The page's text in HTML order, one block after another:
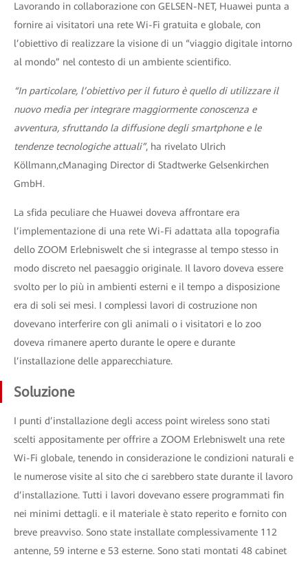
Lavorando in collaborazione con GELSEN-NET, Huawei punta a
fornire ai visitatori una rete Wi-Fi gratuita e globale, con
l’obiettivo di realizzare la visione di un “viaggio digitale intorno
al mondo” nel contesto di un ambiente scientifico.
“In particolare, l’obiettivo per il futuro è quello di utilizzare il
nuovo media per integrare maggiormente conoscenza e
avventura, sfruttando la diffusione degli smartphone e le
tendenze tecnologiche attuali”, ha rivelato Ulrich
Köllmann,cManaging Director di Stadtwerke Gelsenkirchen
GmbH.
La sfida peculiare che Huawei doveva affrontare era
l’implementazione di una rete Wi-Fi adattata alla topografia
dello ZOOM Erlebniswelt che si integrasse al tempo stesso in
modo discreto nel paesaggio originale. Il lavoro doveva essere
svolto per lo più in ambienti esterni e il tempo a disposizione
era di soli sei mesi. I complessi lavori di costruzione non
dovevano interferire con gli animali o i visitatori e lo zoo
doveva rimanere aperto durante le opere e durante
l’installazione delle apparecchiature.
Soluzione
I punti d’installazione degli access point wireless sono stati
scelti appositamente per offrire a ZOOM Erlebniswelt una rete
Wi-Fi globale, tenendo in considerazione le condizioni naturali e
le numerose visite al sito che ci sarebbero state durante il lavoro
d’installazione. Tutti i lavori dovevano essere programmati fin
nei minimi dettagli. e il materiale è stato reperito e fornito con
breve preavviso. Sono state installate complessivamente 112
antenne, 59 interne e 53 esterne. Sono stati montati 48 cabinet